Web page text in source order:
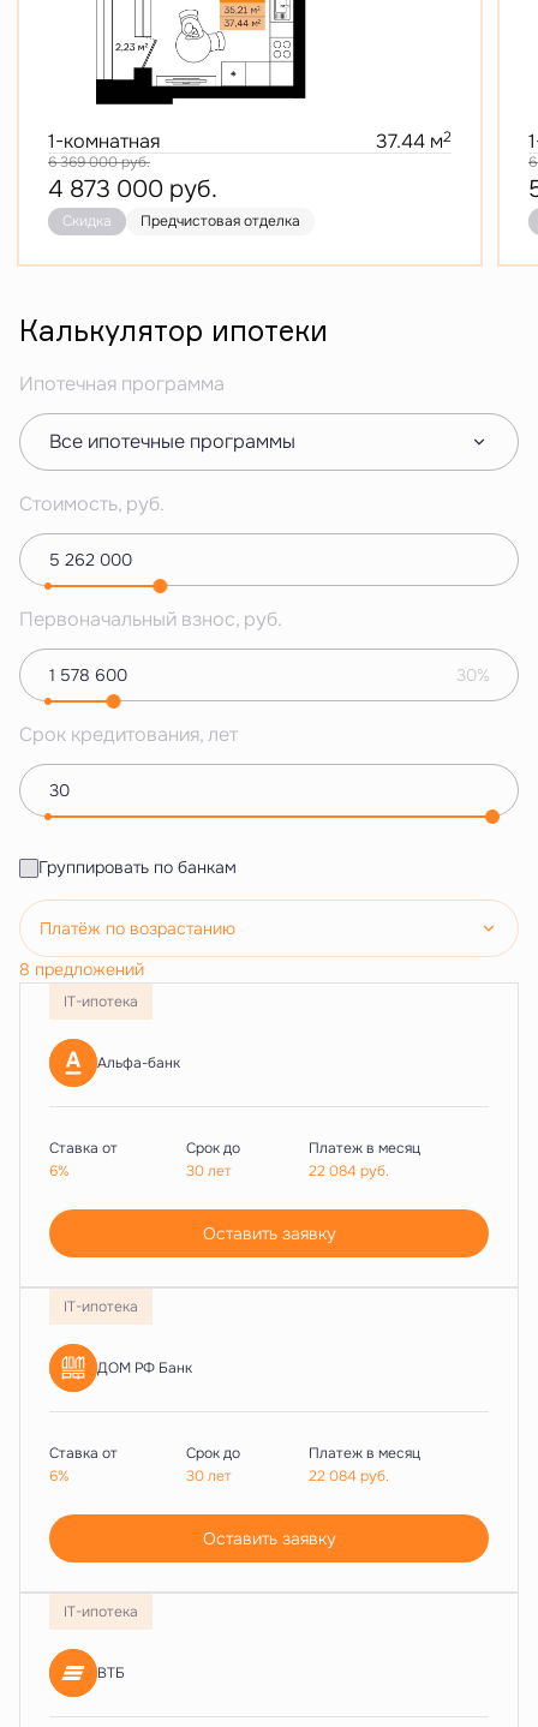
1-комнатная 37.44 м2
6 369 000руб.
4 873 000 руб.
Скидка Предчистовая отделка
Калькулятор ипотеки
Ипотечная программа
Все ипотечные программы
Стоимость, руб.
Первоначальный взнос, руб.
30%
Срок кредитования, лет
Группировать по банкам
Платёж по возрастанию
8 предложений
IT-ипотека
Альфа-банк
Ставка от
6%
Срок до
30 лет
Платеж в месяц
22 084 руб.
Оставить заявку
IT-ипотека
ДОМ РФ Банк
Ставка от
6%
Срок до
30 лет
Платеж в месяц
22 084 руб.
Оставить заявку
IT-ипотека
ВТБ